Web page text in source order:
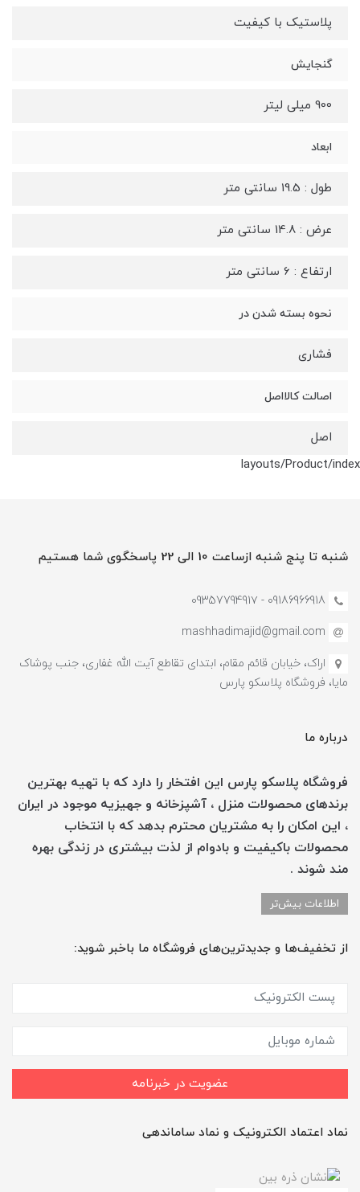
پلاستیک با کیفیت
گنجایش
900 میلی لیتر
ابعاد
طول : 19.5 سانتی متر
عرض : 14.8 سانتی متر
ارتفاع : 6 سانتی متر
نحوه بسته شدن در
فشاری
اصالت کالااصل
اصل
layouts/Product/index
شنبه تا پنج شنبه ازساعت 10 الی 22 پاسخگوی شما هستیم
09186966918 - 0935779491۷
mashhadimajid@gmail.com
اراک، خیابان قائم مقام، ابتدای تقاطع آیت الله غفاری، جنب پوشاک
مایا، فروشگاه پلاسکو پارس
درباره ما
فروشگاه پلاسکو پارس این افتخار را دارد که با تهیه بهترین
برندهای محصولات منزل ، آشپزخانه و جهیزیه موجود در ایران
، این امکان را به مشتریان محترم بدهد که با انتخاب
محصولات باکیفیت و بادوام از لذت بیشتری در زندگی بهره
مند شوند .
اطلاعات بیش‌تر
از تخفیف‌ها و جدیدترین‌های فروشگاه ما باخبر شوید:
عضویت در خبرنامه
نماد اعتماد الکترونیک و نماد ساماندهی